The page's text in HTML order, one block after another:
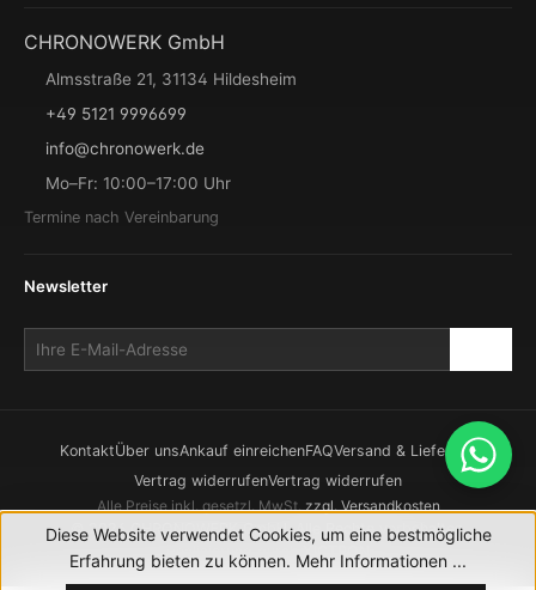
CHRONOWERK GmbH
Almsstraße 21, 31134 Hildesheim
+49 5121 9996699
info@chronowerk.de
Mo–Fr: 10:00–17:00 Uhr
Termine nach Vereinbarung
Newsletter
KontaktÜber unsAnkauf einreichenFAQVersand & Lieferung
Vertrag widerrufenVertrag widerrufen
Alle Preise inkl. gesetzl. MwSt.zzgl. Versandkosten
© 2026 CHRONOWERK GmbH. Alle Rechte vorbehalten.
Realisierung durch XICTRON
Diese Website verwendet Cookies, um eine bestmögliche
Erfahrung bieten zu können. Mehr Informationen ...